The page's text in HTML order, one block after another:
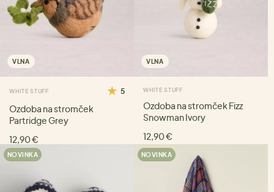
VLNA
WHITE STUFF 5
Ozdoba na stromček
Partridge Grey
12,90 €
VLNA
WHITE STUFF
Ozdoba na stromček Fizz
Snowman Ivory
12,90 €
NOVINKA NOVINKA